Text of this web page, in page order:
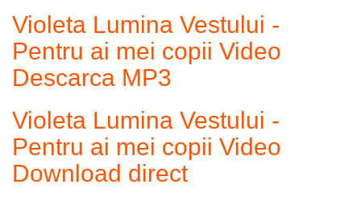
Violeta Lumina Vestului -
Pentru ai mei copii Video
Descarca MP3
Violeta Lumina Vestului -
Pentru ai mei copii Video
Download direct